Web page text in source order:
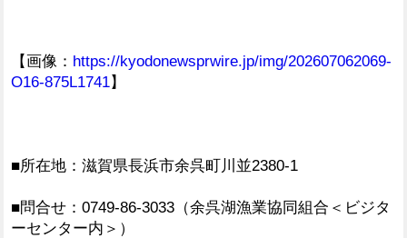
【画像： https://kyodonewsprwire.jp/img/202607062069-
O16-875L1741】
■所在地：滋賀県長浜市余呉町川並2380-1
■問合せ：0749-86-3033（余呉湖漁業協同組合＜ビジタ
ーセンター内＞）